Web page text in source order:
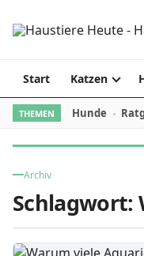
Start Katzen
THEMEN Hunde
Archiv
Schlagwort: